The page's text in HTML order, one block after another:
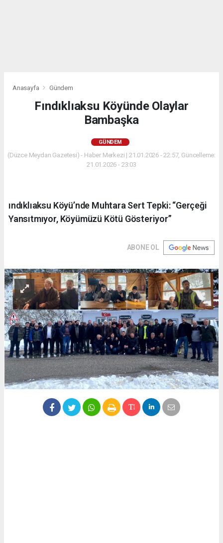
Anasayfa Gündem
Fındıklıaksu Köyünde Olaylar
Bambaşka
GÜNDEM
(Düzce Meydan Gazetesi) - Haber Merkezi | 21.01.2026 - 22:57, Güncelleme:
21.01.2026 - 23:03
ındıklıaksu Köyü’nde Muhtara Sert Tepki: “Gerçeği
Yansıtmıyor, Köyümüzü Kötü Gösteriyor”
ABONE OL